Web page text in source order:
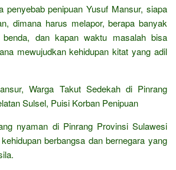
penyebab penipuan Yusuf Mansur, siapa
dimana harus melapor, berapa banyak
dan kapan waktu masalah bisa
mewujudkan kehidupan kitat yang adil
Warga Takut Sedekah di Pinrang
Sulsel, Puisi Korban Penipuan
nyaman di Pinrang Provinsi Sulawesi
berbangsa dan bernegara yang